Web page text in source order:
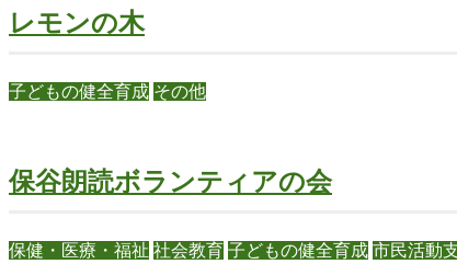
レモンの木
子どもの健全育成 その他
保谷朗読ボランティアの会
保健・医療・福祉 社会教育 子どもの健全育成 市民活動